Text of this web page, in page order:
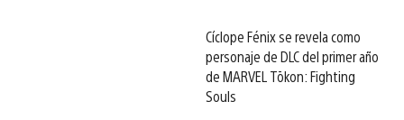
Cíclope Fénix se revela como
personaje de DLC del primer año
de MARVEL Tōkon: Fighting
Souls